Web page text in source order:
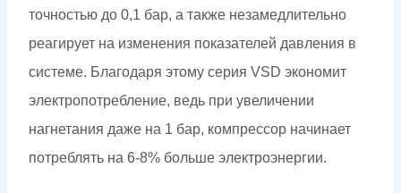
точностью до 0,1 бар, а также незамедлительно
реагирует на изменения показателей давления в
системе. Благодаря этому серия VSD экономит
электропотребление, ведь при увеличении
нагнетания даже на 1 бар, компрессор начинает
потреблять на 6-8% больше электроэнергии.